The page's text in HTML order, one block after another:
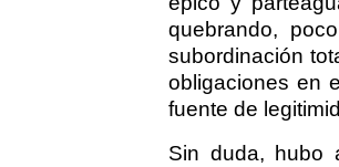
quebrando,
subordinación
obligaciones en
fuente de
Sin duda, hubo